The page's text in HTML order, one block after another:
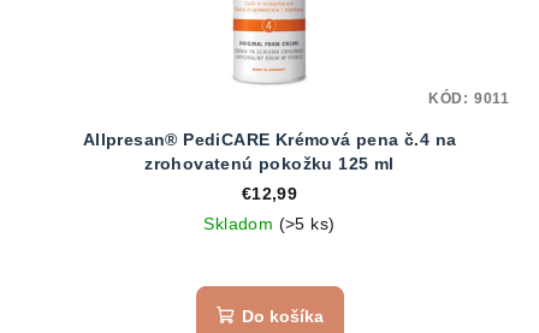
Allpresan® PediCARE Krémová pena č.4 na
zrohovatenú pokožku 125 ml
€12,99
Skladom (>5 ks)
Do košíka
KÓD: 9011